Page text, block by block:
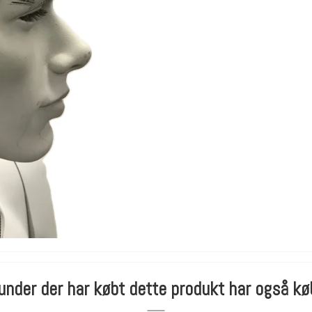
der har købt dette produkt har også